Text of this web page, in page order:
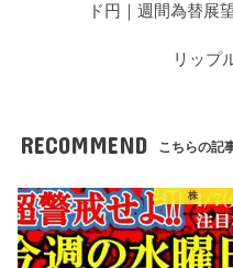
ド円｜週間為替展
リップ
RECOMMEND こちらの記
株